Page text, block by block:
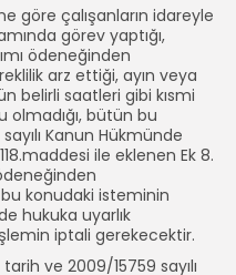
SEN'e aittir.
göre çalışanların idareyle
görev yaptığı,
ödeneğinden
arz ettiği, ayın veya
belirli saatleri gibi kısmi
olmadığı, bütün bu
Kanun Hükmünde
ile eklenen Ek 8.
bu konudaki isteminin
hukuka uyarlık
iptali gerekecektir.
ve 2009/15759 sayılı